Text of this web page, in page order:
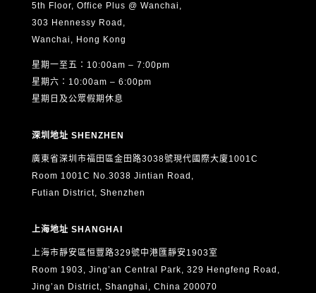
5th Floor, Office Plus @ Wanchai,
303 Hennessy Road,
Wanchai, Hong Kong
星期一至五：10:00am – 7:00pm
星期六：10:00am – 6:00pm
星期日及公眾假期休息
深圳地址 SHENZHEN
廣東省深圳市福田區金田路3038號現代國際大廈1001C
Room 1001C No.3038 Jintian Road,
Futian District, Shenzhen
上海地址 SHANGHAI
上海市靜安區恒豐路329號中港匯靜安1903室
Room 1903, Jing’an Central Park, 329 Hengfeng Road,
Jing’an District, Shanghai, China 200070